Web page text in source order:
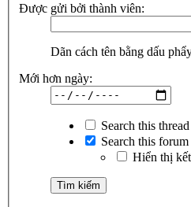
Được gửi bởi thành viên:
Dãn cách tên bằng dấu
Mới hơn ngày:
Search this
Search this
Hiển thị